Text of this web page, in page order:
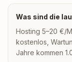
Was sind die
Hosting 5–20 €/
kostenlos,
Jahre kommen